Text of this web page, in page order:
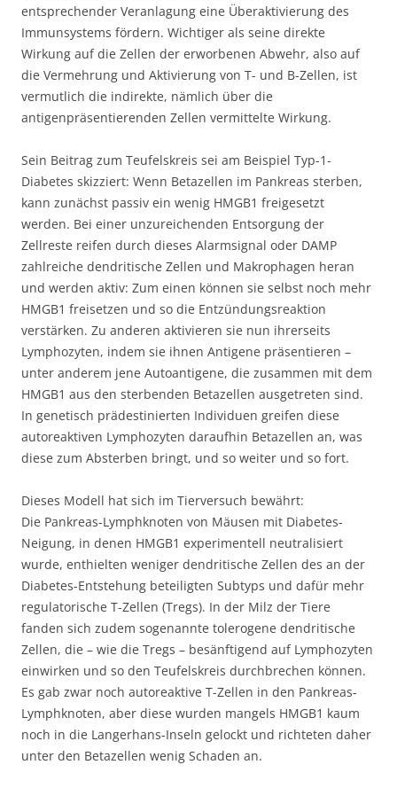
entsprechender Veranlagung eine Überaktivierung des
Immunsystems fördern. Wichtiger als seine direkte
Wirkung auf die Zellen der erworbenen Abwehr, also auf
die Vermehrung und Aktivierung von T- und B-Zellen, ist
vermutlich die indirekte, nämlich über die
antigenpräsentierenden Zellen vermittelte Wirkung.
Sein Beitrag zum Teufelskreis sei am Beispiel Typ-1-
Diabetes skizziert: Wenn Betazellen im Pankreas sterben,
kann zunächst passiv ein wenig HMGB1 freigesetzt
werden. Bei einer unzureichenden Entsorgung der
Zellreste reifen durch dieses Alarmsignal oder DAMP
zahlreiche dendritische Zellen und Makrophagen heran
und werden aktiv: Zum einen können sie selbst noch mehr
HMGB1 freisetzen und so die Entzündungsreaktion
verstärken. Zu anderen aktivieren sie nun ihrerseits
Lymphozyten, indem sie ihnen Antigene präsentieren –
unter anderem jene Autoantigene, die zusammen mit dem
HMGB1 aus den sterbenden Betazellen ausgetreten sind.
In genetisch prädestinierten Individuen greifen diese
autoreaktiven Lymphozyten daraufhin Betazellen an, was
diese zum Absterben bringt, und so weiter und so fort.
Dieses Modell hat sich im Tierversuch bewährt:
Die Pankreas-Lymphknoten von Mäusen mit Diabetes-
Neigung, in denen HMGB1 experimentell neutralisiert
wurde, enthielten weniger dendritische Zellen des an der
Diabetes-Entstehung beteiligten Subtyps und dafür mehr
regulatorische T-Zellen (Tregs). In der Milz der Tiere
fanden sich zudem sogenannte tolerogene dendritische
Zellen, die – wie die Tregs – besänftigend auf Lymphozyten
einwirken und so den Teufelskreis durchbrechen können.
Es gab zwar noch autoreaktive T-Zellen in den Pankreas-
Lymphknoten, aber diese wurden mangels HMGB1 kaum
noch in die Langerhans-Inseln gelockt und richteten daher
unter den Betazellen wenig Schaden an.